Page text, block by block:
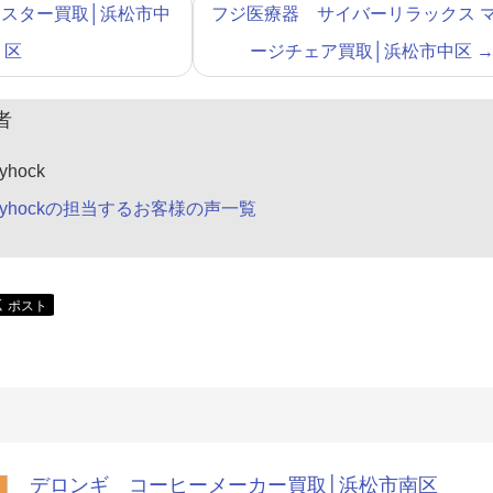
ター買取│浜松市中
区
フジ医療器 サイバーリラックス
ージチェア買取│浜松市中区 →
の担当するお客様の声一覧
デロンギ コーヒーメーカー買取│浜松市南区